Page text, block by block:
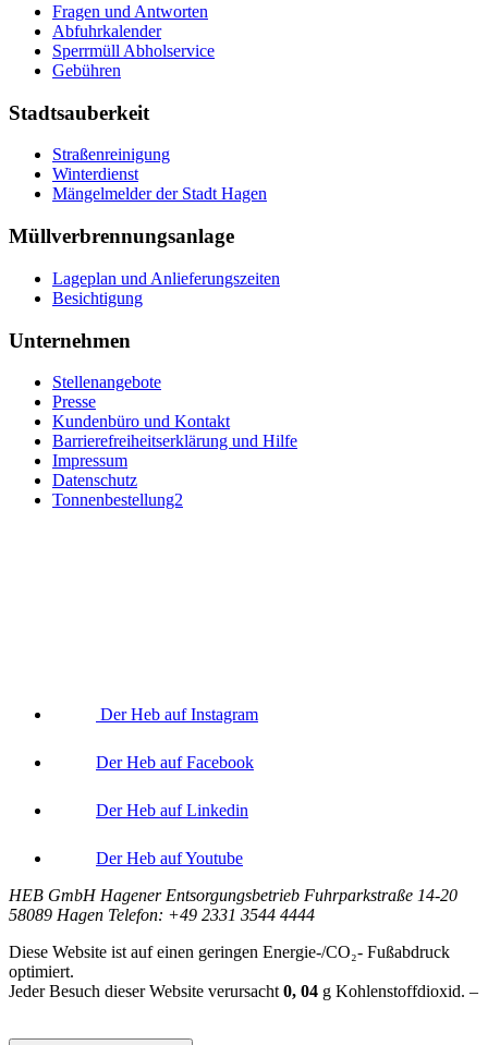
Fragen und Antworten
Abfuhrkalender
Sperrmüll Abholservice
Gebühren
Stadtsauberkeit
Straßenreinigung
Winterdienst
Mängelmelder der Stadt Hagen
Müllverbrennungsanlage
Lageplan und Anlieferungszeiten
Besichtigung
Unternehmen
Stellenangebote
Presse
Kundenbüro und Kontakt
Barrierefreiheitserklärung und Hilfe
Impressum
Datenschutz
Tonnenbestellung2
Der Heb auf Instagram
Der Heb auf Facebook
Der Heb auf Linkedin
Der Heb auf Youtube
HEB GmbH Hagener Entsorgungsbetrieb Fuhrparkstraße 14-20
58089 Hagen Telefon: +49 2331 3544 4444
Diese Website ist auf einen geringen Energie-/CO₂- Fußabdruck
optimiert.
Jeder Besuch dieser Website verursacht0, 04 g Kohlenstoffdioxid. –